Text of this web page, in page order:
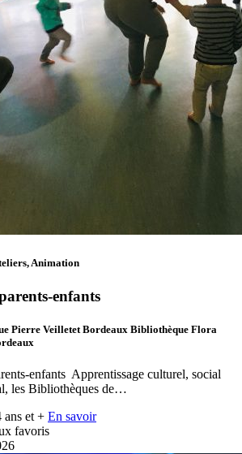
Animation
enfants
Pierre Veilletet Bordeaux Bibliothèque Flora
enfants Apprentissage culturel, social
les Bibliothèques de…
ans et + En savoir
favoris